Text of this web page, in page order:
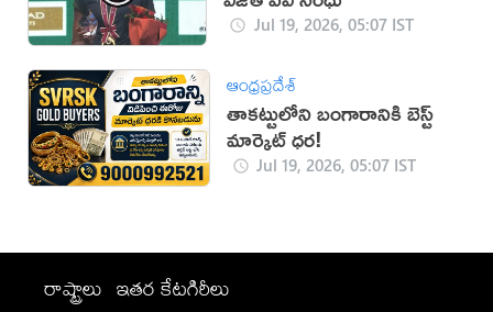
Jul 19, 2026, 05:07 IST
ఆంధ్రప్రదేశ్
తాకట్టులోని బంగారానికి బెస్ట్
మార్కెట్ ధర!
Jul 19, 2026, 05:07 IST
రాష్ట్రాలు ఇతర కేటగిరీలు